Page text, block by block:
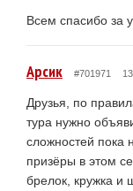
Всем спасибо за
Арсик #701971
Друзья, по
тура нужно
сложностей пока
призёры в этом
брелок, кружка и